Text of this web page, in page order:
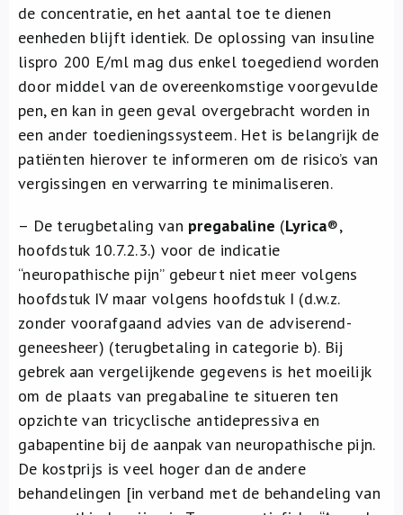
de concentratie, en het aantal toe te dienen
eenheden blijft identiek. De oplossing van insuline
lispro 200 E/ml mag dus enkel toegediend worden
door middel van de overeenkomstige voorgevulde
pen, en kan in geen geval overgebracht worden in
een ander toedieningssysteem. Het is belangrijk de
patiënten hierover te informeren om de risico’s van
vergissingen en verwarring te minimaliseren.
– De terugbetaling van pregabaline (Lyrica®,
hoofdstuk 10.7.2.3.) voor de indicatie
“neuropathische pijn” gebeurt niet meer volgens
hoofdstuk IV maar volgens hoofdstuk I (d.w.z.
zonder voorafgaand advies van de adviserend-
geneesheer) (terugbetaling in categorie b). Bij
gebrek aan vergelijkende gegevens is het moeilijk
om de plaats van pregabaline te situeren ten
opzichte van tricyclische antidepressiva en
gabapentine bij de aanpak van neuropathische pijn.
De kostprijs is veel hoger dan de andere
behandelingen [in verband met de behandeling van